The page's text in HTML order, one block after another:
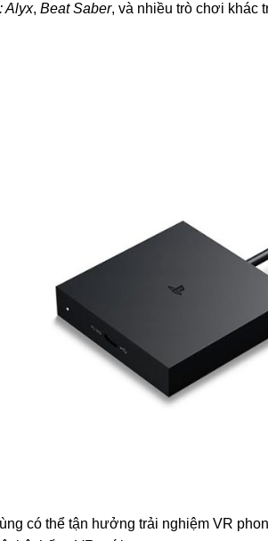
Alyx, Beat Saber, và nhiều trò chơi khác
có thể tận hưởng trải nghiệm VR